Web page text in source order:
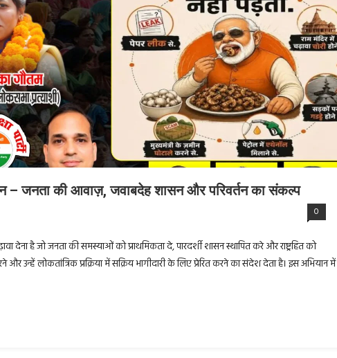
– जनता की आवाज़, जवाबदेह शासन और परिवर्तन का संकल्प
0
देना है जो जनता की समस्याओं को प्राथमिकता दे, पारदर्शी शासन स्थापित करे और राष्ट्रहित को
उन्हें लोकतांत्रिक प्रक्रिया में सक्रिय भागीदारी के लिए प्रेरित करने का संदेश देता है। इस अभियान में